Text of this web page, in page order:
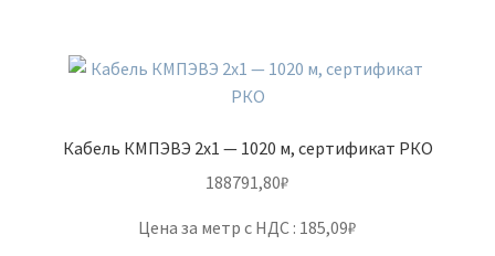
Кабель КМПЭВЭ 2х1 — 1020 м, сертификат РКО
188791,80₽
Цена за метр с НДС : 185,09₽